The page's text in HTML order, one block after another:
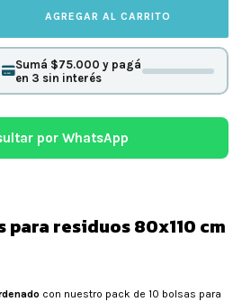
Sumá $75.000 y pagá
en 3 sin interés
por WhatsApp
para residuos 80x110 cm
con nuestro pack de 10 bolsas para